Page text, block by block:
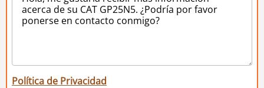
Política de Privacidad